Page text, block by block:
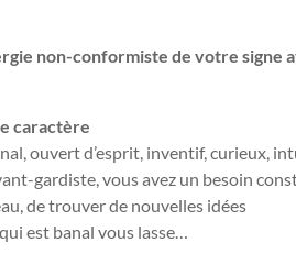
non-conformistede votre signe
caractère
ouvert d’esprit, inventif, curieux,
gardiste, vous avez un besoin
de trouver de nouvelles idées
est banal vous lasse…